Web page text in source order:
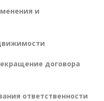
и
договора
ответственности